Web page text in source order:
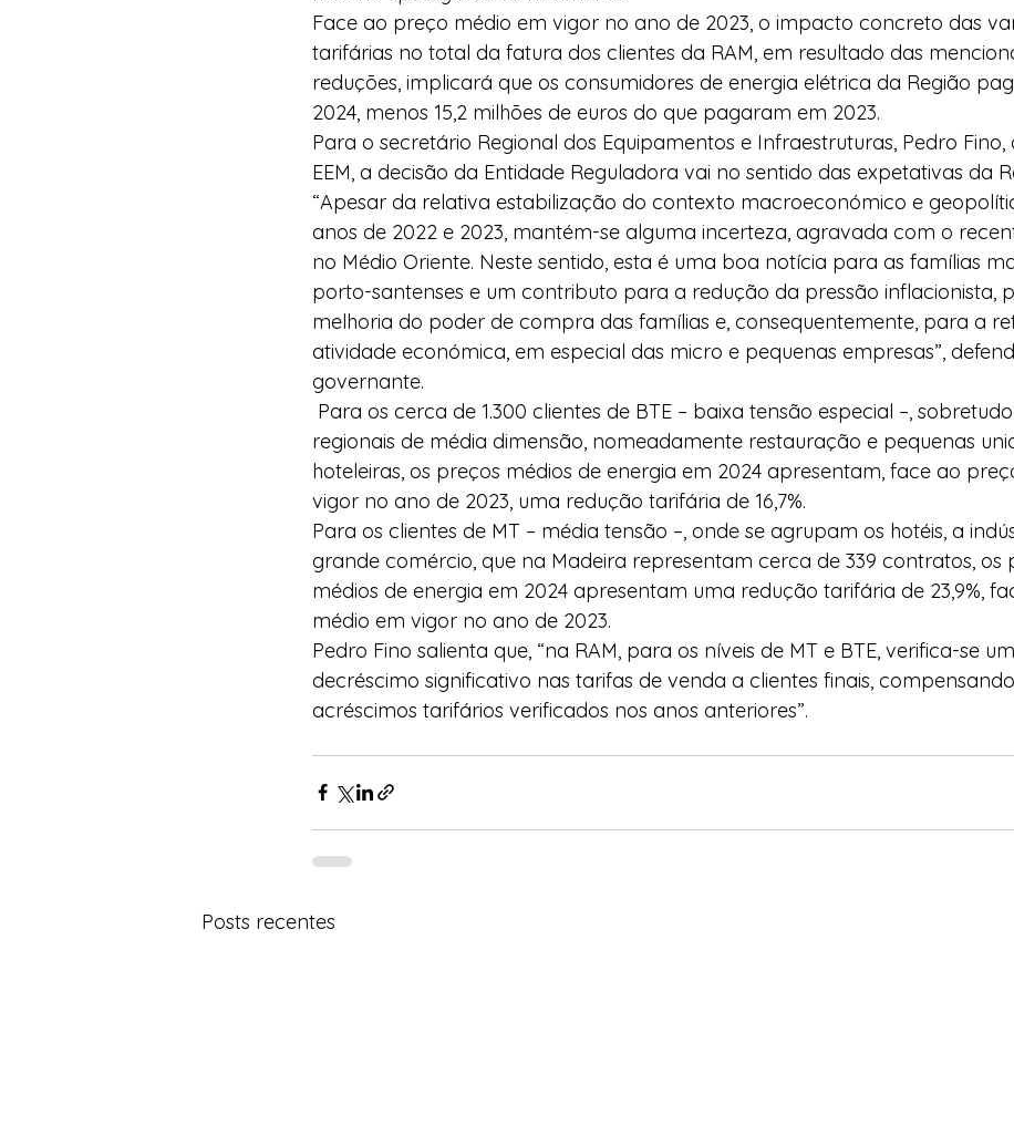
Face ao preço médio em vigor no ano de 2023, o impacto concreto das
tarifárias no total da fatura dos clientes da RAM, em resultado das
reduções, implicará que os consumidores de energia elétrica da Região
2024, menos 15,2 milhões de euros do que pagaram em 2023.
Para o secretário Regional dos Equipamentos e Infraestruturas, Pedro Fino,
EEM, a decisão da Entidade Reguladora vai no sentido das expetativas da
“Apesar da relativa estabilização do contexto macroeconómico e
anos de 2022 e 2023, mantém-se alguma incerteza, agravada com o
no Médio Oriente. Neste sentido, esta é uma boa notícia para as famílias
porto-santenses e um contributo para a redução da pressão inflacionista,
melhoria do poder de compra das famílias e, consequentemente, para a
atividade económica, em especial das micro e pequenas empresas”,
governante.
regionais de média dimensão, nomeadamente restauração e pequenas
hoteleiras, os preços médios de energia em 2024 apresentam, face ao
vigor no ano de 2023, uma redução tarifária de 16,7%.
Para os clientes de MT – média tensão –, onde se agrupam os hotéis, a
grande comércio, que na Madeira representam cerca de 339 contratos, os
médios de energia em 2024 apresentam uma redução tarifária de 23,9%,
médio em vigor no ano de 2023.
Pedro Fino salienta que, “na RAM, para os níveis de MT e BTE, verifica-se um
decréscimo significativo nas tarifas de venda a clientes finais,
acréscimos tarifários verificados nos anos anteriores”.
Posts recentes